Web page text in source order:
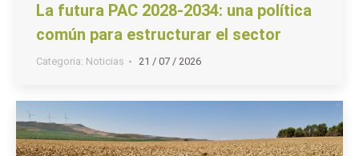
La futura PAC 2028-2034: una política
común para estructurar el sector
Categoria: Noticias 21 / 07 / 2026